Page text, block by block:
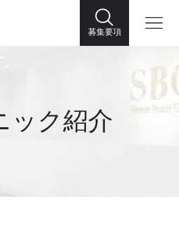
募集要項
ック紹介